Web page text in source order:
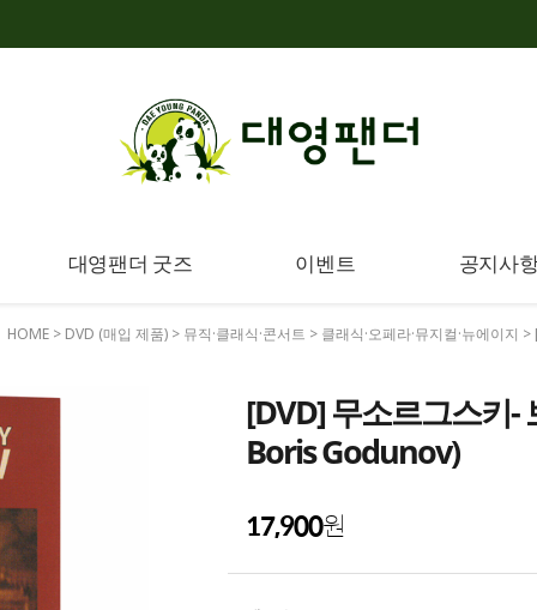
대영팬더 굿즈 이벤트 공지사
HOME > DVD (매입 제품) > 뮤직·클래식·콘서트 > 클래식·오페라·뮤지컬·뉴에이지 >
[DVD] 무소르그스키-
Boris Godunov)
17,900원